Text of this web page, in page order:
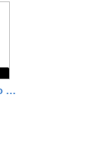
Banderas de Europa con Lego STEAM Park